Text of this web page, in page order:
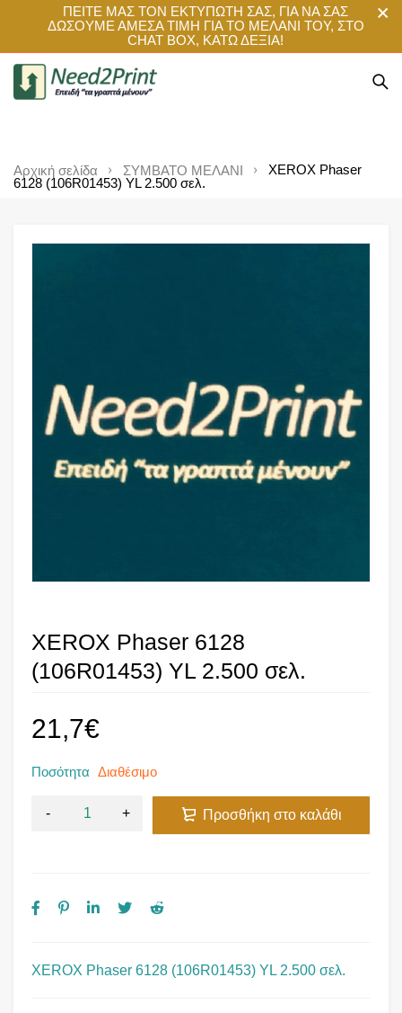
ΠΕΙΤΕ ΜΑΣ ΤΟΝ ΕΚΤΥΠΩΤΗ ΣΑΣ, ΓΙΑ ΝΑ ΣΑΣ
ΔΩΣΟΥΜΕ ΑΜΕΣΑ ΤΙΜΗ ΓΙΑ ΤΟ ΜΕΛΑΝΙ ΤΟΥ, ΣΤΟ
CHAT BOX, ΚΑΤΩ ΔΕΞΙΑ!
Αρχική σελίδα ΣΥΜΒΑΤΟ ΜΕΛΑΝΙ
XEROX Phaser
6128 (106R01453) YL 2.500 σελ.
XEROX Phaser 6128
(106R01453) YL 2.500 σελ.
XEROX Phaser 6128 (106R01453) YL 2.500 σελ.
21,7€
Ποσότητα Διαθέσιμο
Προσθήκη στο καλάθι